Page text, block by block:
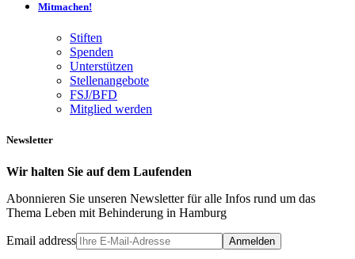
Mitmachen!
Stiften
Spenden
Unterstützen
Stellenangebote
FSJ/BFD
Mitglied werden
Newsletter
Wir halten Sie auf dem Laufenden
Abonnieren Sie unseren Newsletter für alle Infos rund um das
Thema Leben mit Behinderung in Hamburg
Email address Anmelden